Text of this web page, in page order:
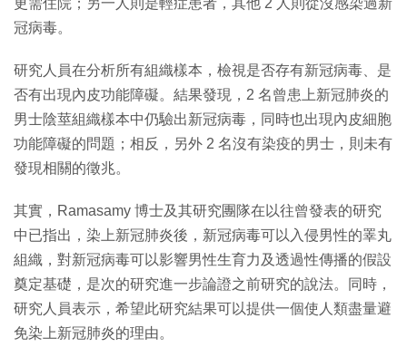
冠病毒。
研究人員在分析所有組織樣本，檢視是否存有新冠病毒、是
否有出現內皮功能障礙。結果發現，2 名曾患上新冠肺炎的
男士陰莖組織樣本中仍驗出新冠病毒，同時也出現內皮細胞
功能障礙的問題；相反，另外 2 名沒有染疫的男士，則未有
發現相關的徵兆。
其實，Ramasamy 博士及其研究團隊在以往曾發表的研究
中已指出，染上新冠肺炎後，新冠病毒可以入侵男性的睪丸
組織，對新冠病毒可以影響男性生育力及透過性傳播的假設
奠定基礎，是次的研究進一步論證之前研究的說法。同時，
研究人員表示，希望此研究結果可以提供一個使人類盡量避
免染上新冠肺炎的理由。